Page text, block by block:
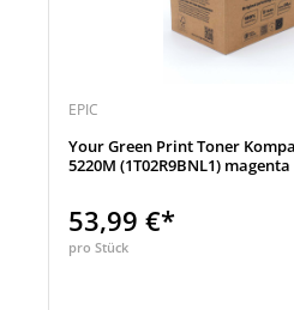
EPIC
Your Green Print Toner
5220M (1T02R9BNL1) magenta
53,99 €*
pro Stück